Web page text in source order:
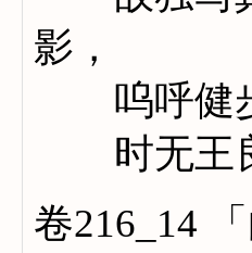
影，
呜呼健步
时无王
卷216_14